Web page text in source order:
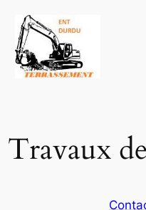
Aller
contenu
Travaux